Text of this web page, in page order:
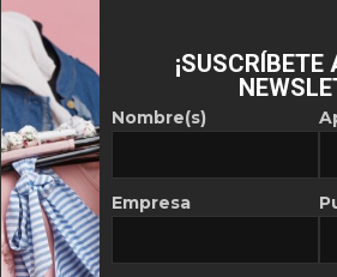
¡SUSCRÍBETE
Nombre(s)
Empresa